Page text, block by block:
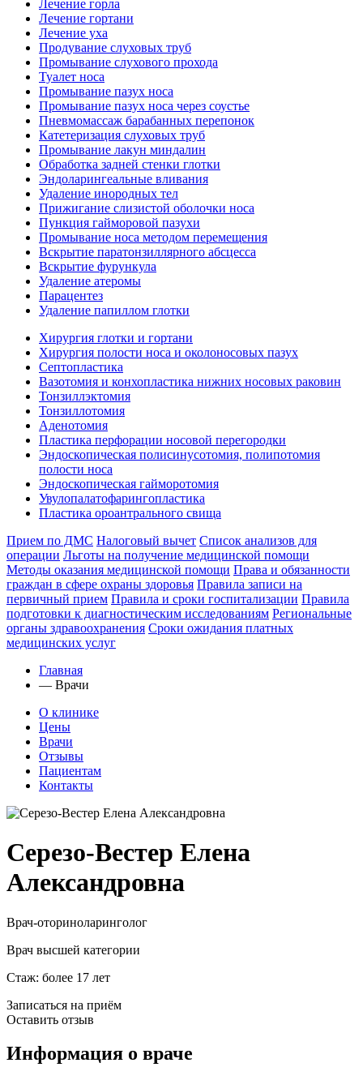
Лечение горла
Лечение гортани
Лечение уха
Продувание слуховых труб
Промывание слухового прохода
Туалет носа
Промывание пазух носа
Промывание пазух носа через соустье
Пневмомассаж барабанных перепонок
Катетеризация слуховых труб
Промывание лакун миндалин
Обработка задней стенки глотки
Эндоларингеальные вливания
Удаление инородных тел
Прижигание слизистой оболочки носа
Пункция гайморовой пазухи
Промывание носа методом перемещения
Вскрытие паратонзиллярного абсцесса
Вскрытие фурункула
Удаление атеромы
Парацентез
Удаление папиллом глотки
Хирургия глотки и гортани
Хирургия полости носа и околоносовых пазух
Септопластика
Вазотомия и конхопластика нижних носовых раковин
Тонзиллэктомия
Тонзиллотомия
Аденотомия
Пластика перфорации носовой перегородки
Эндоскопическая полисинусотомия, полипотомия
полости носа
Эндоскопическая гайморотомия
Увулопалатофарингопластика
Пластика ороантрального свища
Прием по ДМС Налоговый вычет Список анализов для
операции Льготы на получение медицинской помощи
Методы оказания медицинской помощи Права и обязанности
граждан в сфере охраны здоровья Правила записи на
первичный прием Правила и сроки госпитализации Правила
подготовки к диагностическим исследованиям Региональные
органы здравоохранения Сроки ожидания платных
медицинских услуг
Главная
— Врачи
О клинике
Цены
Врачи
Отзывы
Пациентам
Контакты
Серезо-Вестер Елена
Александровна
Врач-оториноларинголог
Врач высшей категории
Стаж: более 17 лет
Записаться на приём
Оставить отзыв
Информация о враче